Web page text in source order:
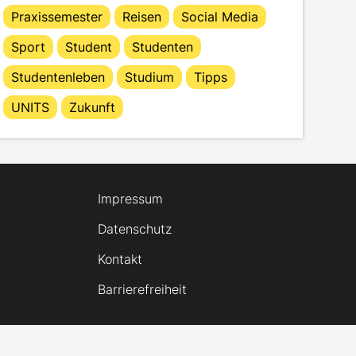
Praxissemester
Reisen
Social Media
Sport
Student
Studenten
Studentenleben
Studium
Tipps
UNITS
Zukunft
Impressum
Datenschutz
Kontakt
Barrierefreiheit